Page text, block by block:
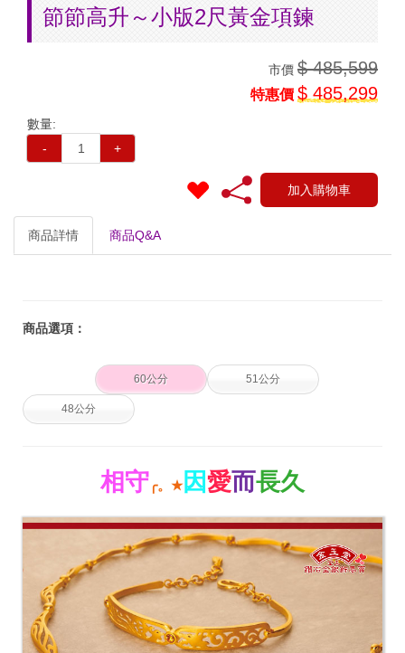
節節高升～小版2尺黃金項鍊
市價 $ 485,599
特惠價 $ 485,299
數量:
-
+
加入購物車
商品詳情 商品Q&A
商品選項：
60公分 51公分
48公分
相守 ╭。 ★因愛而長久